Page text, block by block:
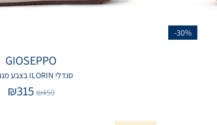
-30%
GIOSEPPO
סנדלי ILORIN בצבע מנוחש
₪450
₪315